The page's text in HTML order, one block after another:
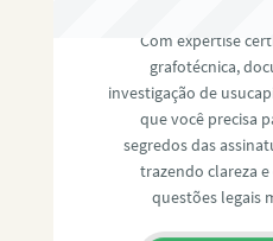
Com expertise
grafotécnica,
investigação de
que você precisa
segredos das
trazendo clareza
questões legais